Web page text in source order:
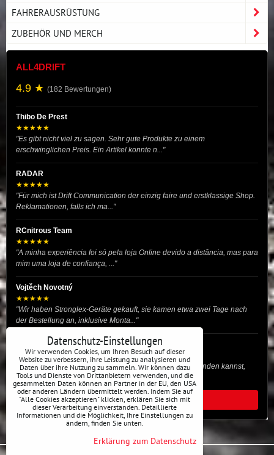
FAHRERAUSRÜSTUNG
ZUBEHÖR UND MERCH
ALL4DRIFT
4.9 ★ (182 Bewertungen)
Thibo De Prest
★★★★★
"Es gibt nicht viel zu sagen. Sehr gute Produkte zu einem
erschwinglichen Preis. Ein Artikel konnte n..."
RADAR
★★★★★
"Für mich ist Drift Communication der einzig faire und erstklassige Shop.
Reklamationen, falls ich ma..."
RCnitrous Team
★★★★★
"A minha experiência foi só pela loja Online devido a distância, mas para
mim uma loja de confiança, ..."
Vojtěch Novotný
★★★★★
"Wir haben Stronglex-Geräte gekauft, sie kamen etwa zwei Tage nach
der Bestellung an, inklusive Monta..."
josef helmich
★★★★★
"Hier gibt es viele Dinge, die du für dein Drift-Auto verwenden kannst,
egal ob Profi oder für die St..."
ALLE BEWERTUNGEN
Datenschutz-Einstellungen
Wir verwenden Cookies, um Ihren Besuch auf dieser
Website zu verbessern, ihre Leistung zu analysieren und
Daten über ihre Nutzung zu sammeln. Wir können dazu
Tools und Dienste von Drittanbietern verwenden, und die
gesammelten Daten können an Partner in der EU, den USA
oder anderen Ländern übermittelt werden. Indem Sie auf
"Alle Cookies akzeptieren" klicken, erklären Sie sich mit
dieser Verarbeitung einverstanden. Detaillierte
Informationen und die Möglichkeit, Ihre Einstellungen zu
ändern, finden Sie unten.
Erklärung zum Datenschutz